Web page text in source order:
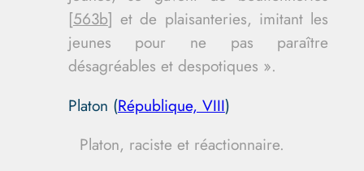
[563b] et de plaisanteries, imitant les
jeunes pour ne pas paraître
désagréables et despotiques ».
Platon (République, VIII)
Platon, raciste et réactionnaire.